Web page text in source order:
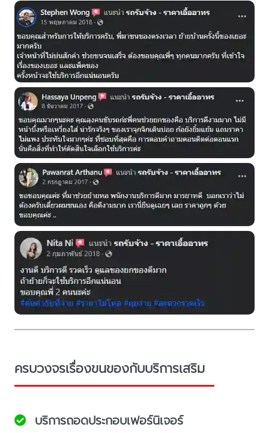
ครบวงจรเรื่องขนของกับบริการเสริม
บริการถอดประกอบเฟอร์นิเจอร์